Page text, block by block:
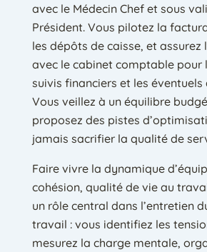
avec le Médecin Chef et sous
Président. Vous pilotez la
les dépôts de caisse, et assurez
avec le cabinet comptable pour
suivis financiers et les
Vous veillez à un équilibre
proposez des pistes
jamais sacrifier la qualité de
Faire vivre la dynamique
cohésion, qualité de vie au
un rôle central dans l’entretien
travail : vous identifiez les
mesurez la charge mentale,